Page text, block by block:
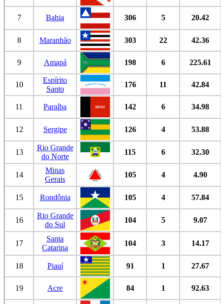
7 Bahia 306 5 20.42
8 Maranhão 303 22 42.36
9 Amapá 198 6 225.61
10
Espírito
Santo
176 11 42.84
11 Paraíba 142 6 34.98
12 Sergipe 126 4 53.88
13
Rio Grande
do Norte
115 6 32.30
14
Minas
Gerais
105 4 4.90
15 Rondônia 105 4 57.84
16
Rio Grande
do Sul
104 5 9.07
17
Santa
Catarina
104 3 14.17
18 Piauí 91 1 27.67
19 Acre 84 1 92.63